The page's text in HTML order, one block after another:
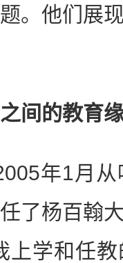
。他们展
间的教育
年1月从
了杨百翰
上学和任